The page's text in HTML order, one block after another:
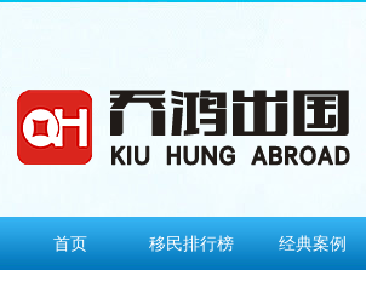
首页 移民排行榜 经典案例